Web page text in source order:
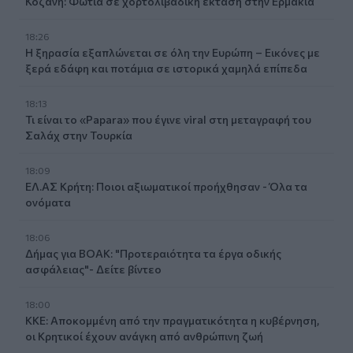
18:26
Η ξηρασία εξαπλώνεται σε όλη την Ευρώπη – Εικόνες με
ξερά εδάφη και ποτάμια σε ιστορικά χαμηλά επίπεδα
18:13
Τι είναι το «Papara» που έγινε viral στη μεταγραφή του
Σαλάχ στην Τουρκία
18:09
ΕΛ.ΑΣ Κρήτη: Ποιοι αξιωματικοί προήχθησαν - Όλα τα
ονόματα
18:06
Δήμας για ΒΟΑΚ: "Προτεραιότητα τα έργα οδικής
ασφάλειας"- Δείτε βίντεο
18:00
ΚΚΕ: Αποκομμένη από την πραγματικότητα η κυβέρνηση,
οι Κρητικοί έχουν ανάγκη από ανθρώπινη ζωή